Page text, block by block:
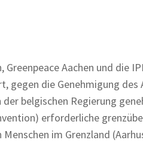
Aachen und die
gegen die Genehmigung
belgischen Regierung
erforderliche
im Grenzland